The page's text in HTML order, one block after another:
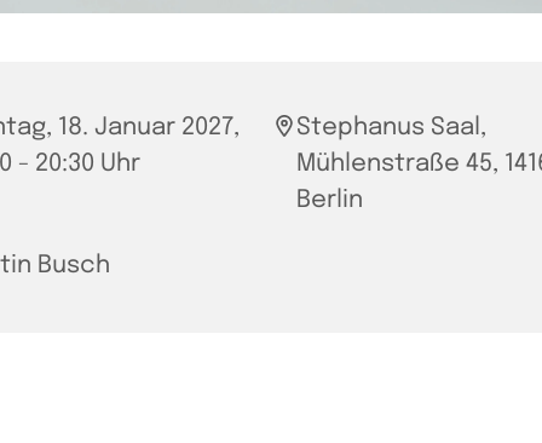
18. Januar 2027,
- 20:30 Uhr
Stephanus Saal,
Mühlenstraße 45,
Berlin
Busch